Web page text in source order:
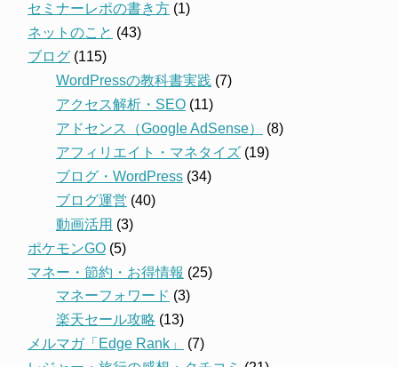
セミナーレポの書き方 (1)
ネットのこと (43)
ブログ (115)
WordPressの教科書実践 (7)
アクセス解析・SEO (11)
アドセンス（Google AdSense）
(8)
アフィリエイト・マネタイズ (19)
ブログ・WordPress (34)
ブログ運営 (40)
動画活用 (3)
ポケモンGO (5)
マネー・節約・お得情報 (25)
マネーフォワード (3)
楽天セール攻略 (13)
メルマガ「Edge Rank」
(7)